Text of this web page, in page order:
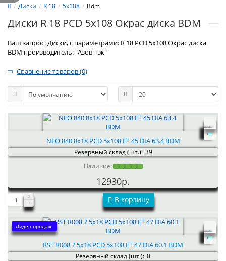
Диски R 18 5x108 Bdm
Диски R 18 PCD 5x108 Окрас диска BDM
Ваш запрос: Диски, с параметрами: R 18 PCD 5x108 Окрас диска
BDM производитель: "Азов-Тэк"
Сравнение товаров (0)
NEO 840 8x18 PCD 5x108 ET 45 DIA 63.4 BDM
Резервный склад (шт.): 39
Наличие:
12930р.
В корзину
Лидер продаж!
RST R008 7.5x18 PCD 5x108 ET 47 DIA 60.1 BDM
Резервный склад (шт.): 0